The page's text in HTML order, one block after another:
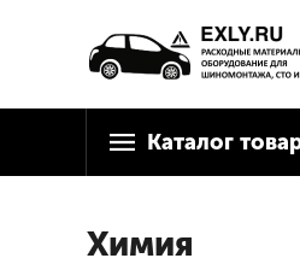
Каталог
Химия